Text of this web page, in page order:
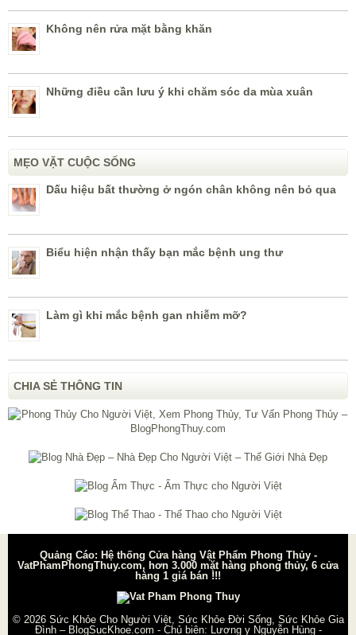
Không nên rửa mặt bằng khăn
Những điều cần lưu ý khi chăm sóc da mùa xuân
MẸO VẶT CUỘC SỐNG
Dấu hiệu bất thường ở ngón chân không nên bỏ qua
Biểu hiện nhận thấy bạn mắc bệnh ung thư
Làm gì khi mắc bệnh gan nhiễm mỡ?
CHIA SẺ THÔNG TIN
Quảng Cáo: Hệ thống Cửa hàng Vật Phẩm Phong Thủy -
VatPhamPhongThuy.com, hơn 3.000 mặt hàng phong thủy, 6 cửa
hàng 1 giá bán !!!
© 2026 Sức Khỏe Cho Người Việt, Sức Khỏe Đời Sống, Sức Khỏe Gia
Đình – BlogSucKhoe.com - Chủ biên: Lương y Nguyễn Hùng-